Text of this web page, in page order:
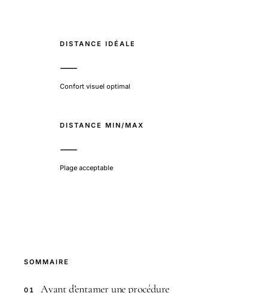
DISTANCE IDÉALE
—
Confort visuel optimal
DISTANCE MIN/MAX
—
Plage acceptable
SOMMAIRE
01 Avant d’entamer une procédure